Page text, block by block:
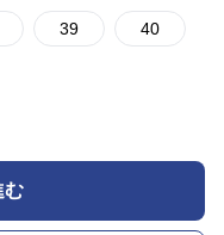
39 40
む